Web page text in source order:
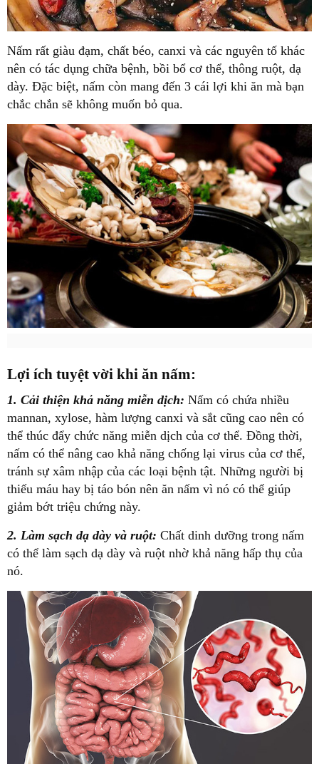
Nấm rất giàu đạm, chất béo, canxi và các nguyên tố khác
nên có tác dụng chữa bệnh, bồi bổ cơ thể, thông ruột, dạ
dày. Đặc biệt, nấm còn mang đến 3 cái lợi khi ăn mà bạn
chắc chắn sẽ không muốn bỏ qua.
Lợi ích tuyệt vời khi ăn nấm:
1. Cải thiện khả năng miễn dịch: Nấm có chứa nhiều
mannan, xylose, hàm lượng canxi và sắt cũng cao nên có
thể thúc đẩy chức năng miễn dịch của cơ thể. Đồng thời,
nấm có thể nâng cao khả năng chống lại virus của cơ thể,
tránh sự xâm nhập của các loại bệnh tật. Những người bị
thiếu máu hay bị táo bón nên ăn nấm vì nó có thể giúp
giảm bớt triệu chứng này.
2. Làm sạch dạ dày và ruột: Chất dinh dưỡng trong nấm
có thể làm sạch dạ dày và ruột nhờ khả năng hấp thụ của
nó.